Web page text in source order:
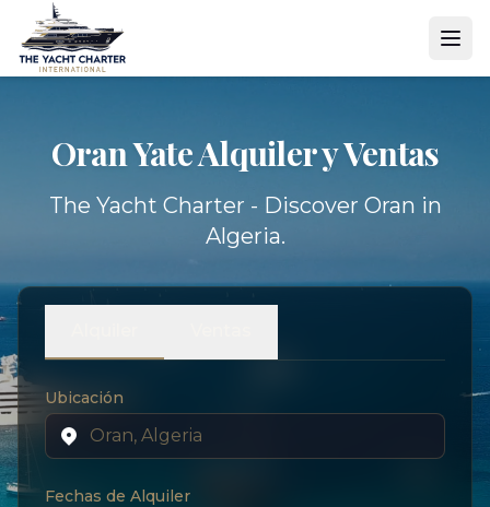
Oran YateAlquiler y Ventas
The Yacht Charter - Discover Oran in
Algeria.
Ubicación
Fechas de Alquiler